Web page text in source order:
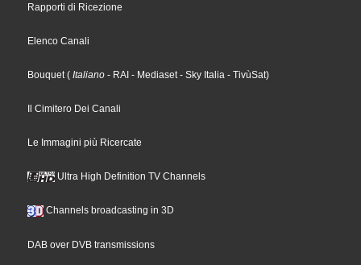
Rapporti di Ricezione
Elenco Canali
Bouquet ( Italiano - RAI - Mediaset - Sky Italia - TivùSat)
Il Cimitero Dei Canali
Le Immagini più Ricercate
Ultra High Definition TV Channels
Channels broadcasting in 3D
DAB over DVB transmissions